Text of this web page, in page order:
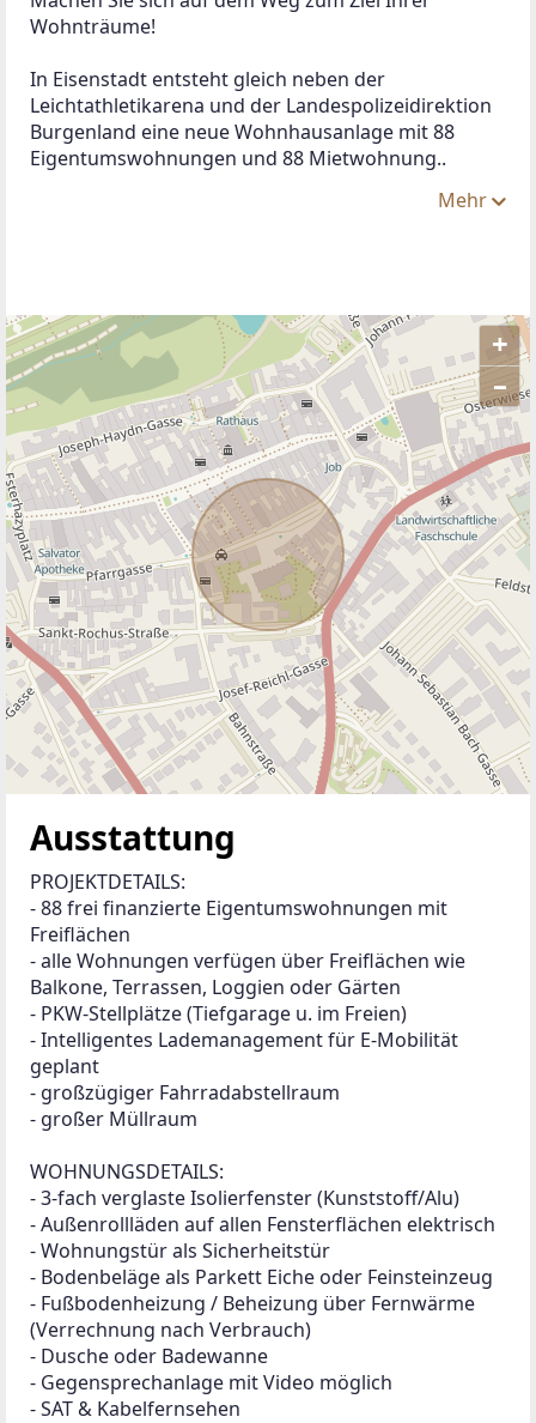
Wohnträume!
In Eisenstadt entsteht gleich neben der
Leichtathletikarena und der Landespolizeidirektion
Burgenland eine neue Wohnhausanlage mit 88
Eigentumswohnungen und 88 Mietwohnung..
Mehr
+
–
ANBIETER KONTAKTIEREN
Ausstattung
PROJEKTDETAILS:
- 88 frei finanzierte Eigentumswohnungen mit
Freiflächen
- alle Wohnungen verfügen über Freiflächen wie
Balkone, Terrassen, Loggien oder Gärten
- PKW-Stellplätze (Tiefgarage u. im Freien)
- Intelligentes Lademanagement für E-Mobilität
geplant
- großzügiger Fahrradabstellraum
- großer Müllraum
WOHNUNGSDETAILS:
- 3-fach verglaste Isolierfenster (Kunststoff/Alu)
- Außenrollläden auf allen Fensterflächen elektrisch
- Wohnungstür als Sicherheitstür
- Bodenbeläge als Parkett Eiche oder Feinsteinzeug
- Fußbodenheizung / Beheizung über Fernwärme
(Verrechnung nach Verbrauch)
- Dusche oder Badewanne
- Gegensprechanlage mit Video möglich
- SAT & Kabelfernsehen